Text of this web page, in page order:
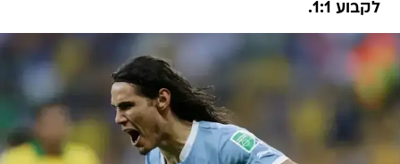
לקבוע 1:1.